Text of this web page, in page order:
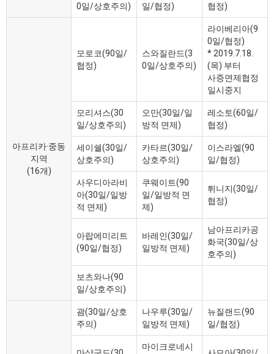
0일/상호주의)
일/협정)
협정)
아프리카·중동
지역
(16개)
모로코(90일/
협정)
스와질란드(3
0일/상호주의)
라이베리아(9
0일/협정)
* 2019.7.18.
(목) 부터
사증면제협정
일시중지
모리셔스(30
일/상호주의)
오만(30일/일
방적 면제)
레소토(60일/
협정)
세이쉘(30일/
상호주의)
카타르(30일/
상호주의)
이스라엘(90
일/협정)
사우디아라비
아(30일/일방
적 면제)
쿠웨이트(90
일/일방적 면
제)
튀니지(30일/
협정)
아랍에미리트
(90일/협정)
바레인(30일/
일방적 면제)
남아프리카공
화국(30일/상
호주의)
보츠와나(90
일/상호주의)
괌(30일/상호
주의)
나우루(30일/
일방적 면제)
뉴질랜드(90
일/협정)
마이크로네시